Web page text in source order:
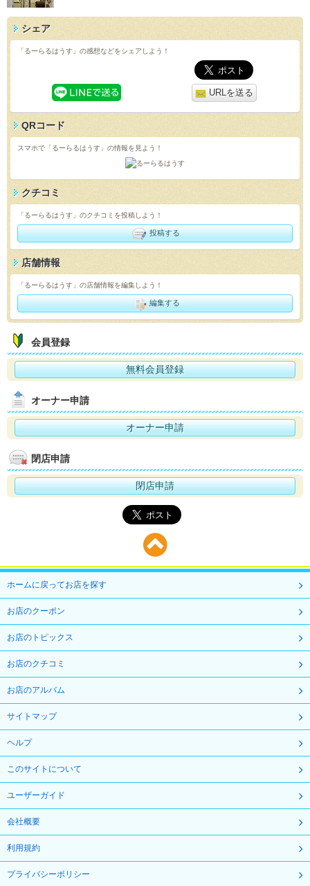
シェア
「るーらるはうす」の感想などをシェアしよう！
URLを送る
QRコード
スマホで「るーらるはうす」の情報を見よう！
クチコミ
「るーらるはうす」のクチコミを投稿しよう！
投稿する
店舗情報
「るーらるはうす」の店舗情報を編集しよう！
編集する
会員登録
無料会員登録
オーナー申請
オーナー申請
閉店申請
閉店申請
ホームに戻ってお店を探す
お店のクーポン
お店のトピックス
お店のクチコミ
お店のアルバム
サイトマップ
ヘルプ
このサイトについて
ユーザーガイド
会社概要
利用規約
プライバシーポリシー